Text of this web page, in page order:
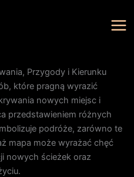
Przygody i Kierunku
które pragną wyrazić
nowych miejsc i
przedstawieniem różnych
podróże, zarówno te
mapa może wyrażać chęć
nowych ścieżek oraz